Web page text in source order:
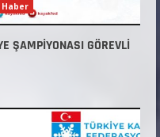
ŞAMPİYONASI GÖREVLİ